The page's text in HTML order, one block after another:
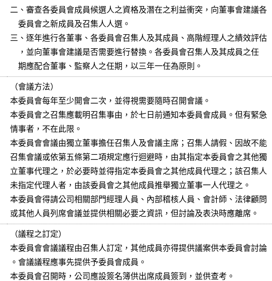
二、審查各委員會成員候選人之資格及潛在之利益衝突，向董事會建議各
三、逐年進行各董事、各委員會召集人及其成員、高階經理人之績效評估
    期應配合董事、監察人之任期，以三年一任為原則。
（會議方法）
本委員會每年至少開會二次，並得視需要隨時召開會議。
本委員會之召集應載明召集事由，於七日前通知本委員會成員。但有緊急
情事者，不在此限。
本委員會會議由獨立董事擔任召集人及會議主席；召集人請假、因故不能
召集會議或依第五條第二項規定應行迴避時，由其指定本委員會之其他獨
立董事代理之，於必要時並得指定本委員會之其他成員代理之；該召集人
未指定代理人者，由該委員會之其他成員推舉獨立董事一人代理之。
本委員會得請公司相關部門經理人員、內部稽核人員、會計師、法律顧問
或其他人員列席會議並提供相關必要之資訊，但討論及表決時應離席。
（議程之訂定）
本委員會會議議程由召集人訂定，其他成員亦得提供議案供本委員會討論
。會議議程應事先提供予委員會成員。
本委員會召開時，公司應設簽名簿供出席成員簽到，並供查考。